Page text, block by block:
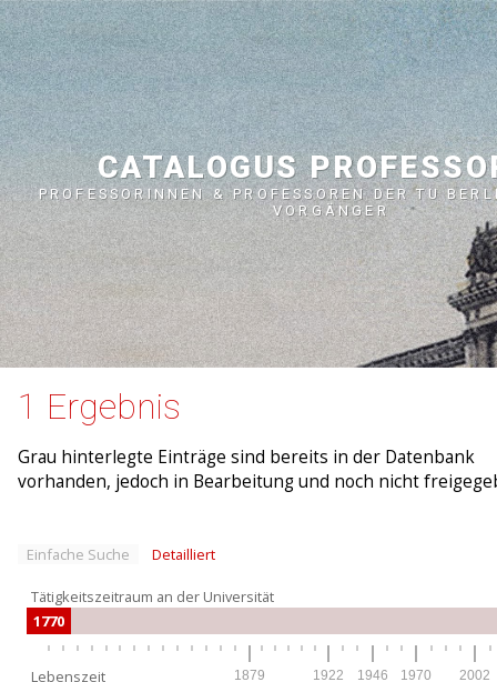
CATALOGUS
PROFESSORINNEN & PROFESSOREN DER TU
VORGÄNGER
1 Ergebnis
Grau hinterlegte Einträge sind bereits in der Datenbank
vorhanden, jedoch in Bearbeitung und noch nicht
Einfache Suche Detailliert
Tätigkeitszeitraum an der Universität
1770
1879 1922 1946 1970 2002
Lebenszeit